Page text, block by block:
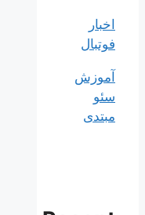
اخبار
فوتبال
آموزش
سئو
مبتدی